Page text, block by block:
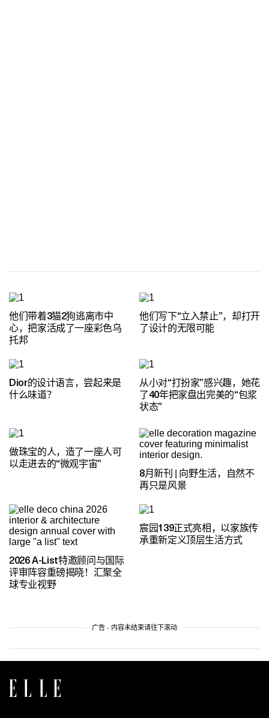
他们带着3猫2狗逃离市中
心，把家活成了一座彩色乌
托邦
他们写下“立入禁止”，却打开
了设计的无限可能
Dior的设计语言，尝起来是
什么味道？
从小对“打扮家”感兴趣，她花
了40年把家盘出完美的“包浆
状态”
做珠宝的人，造了一座人可
以走进去的“微观宇宙”
8月新刊 | 向野生活，自然不
再只是风景
2026 A-List特邀顾问与国际
评审阵容重磅揭晓！汇聚全
球专业视野
宸园139正式亮相，以家族传
承重新定义顶层生活方式
广告 - 内容未结束请往下滚动